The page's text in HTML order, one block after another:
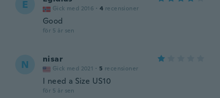
E Gick med 2016 · 4 recensioner
Good
för 5 år sen
N nisar
Gick med 2021 · 5 recensioner
I need a Size US10
för 5 år sen